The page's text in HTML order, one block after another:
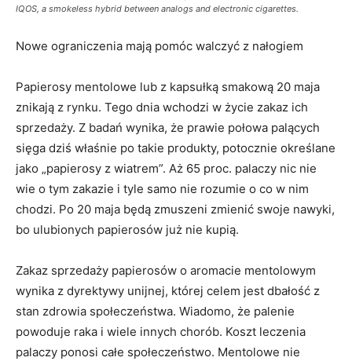
IQOS, a smokeless hybrid between analogs and electronic cigarettes.
Nowe ograniczenia mają pomóc walczyć z nałogiem
Papierosy mentolowe lub z kapsułką smakową 20 maja
znikają z rynku. Tego dnia wchodzi w życie zakaz ich
sprzedaży. Z badań wynika, że prawie połowa palących
sięga dziś właśnie po takie produkty, potocznie określane
jako „papierosy z wiatrem”. Aż 65 proc. palaczy nic nie
wie o tym zakazie i tyle samo nie rozumie o co w nim
chodzi. Po 20 maja będą zmuszeni zmienić swoje nawyki,
bo ulubionych papierosów już nie kupią.
Zakaz sprzedaży papierosów o aromacie mentolowym
wynika z dyrektywy unijnej, której celem jest dbałość z
stan zdrowia społeczeństwa. Wiadomo, że palenie
powoduje raka i wiele innych chorób. Koszt leczenia
palaczy ponosi całe społeczeństwo. Mentolowe nie